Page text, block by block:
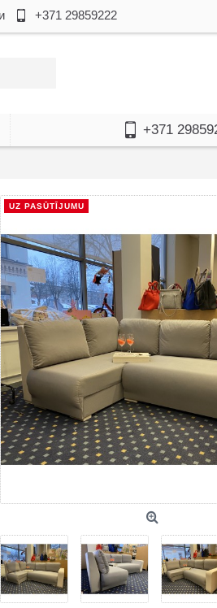
+371 29859222
+371
UZ PASŪTĪJUMU